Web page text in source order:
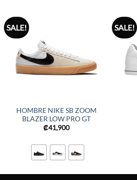
SALE!
HOMBRE NIKE SB ZOOM
BLAZER LOW PRO GT
₡41,900
SALE!